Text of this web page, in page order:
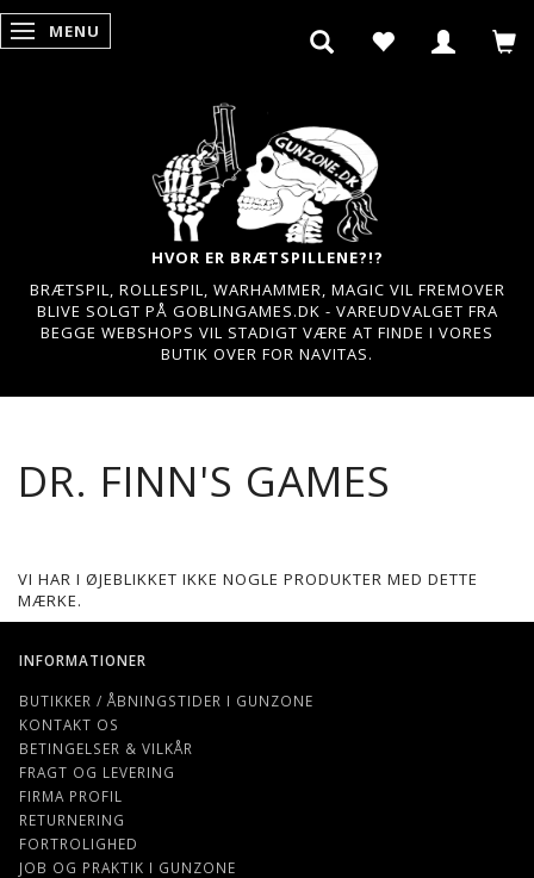
SKIFTE NAVIGATION
MENU
HVOR ER BRÆTSPILLENE?!?
BRÆTSPIL, ROLLESPIL, WARHAMMER, MAGIC VIL FREMOVER
BLIVE SOLGT PÅ GOBLINGAMES.DK - VAREUDVALGET FRA
BEGGE WEBSHOPS VIL STADIGT VÆRE AT FINDE I VORES
BUTIK OVER FOR NAVITAS.
DR. FINN'S GAMES
VI HAR I ØJEBLIKKET IKKE NOGLE PRODUKTER MED DETTE
MÆRKE.
INFORMATIONER
BUTIKKER / ÅBNINGSTIDER I GUNZONE
KONTAKT OS
BETINGELSER & VILKÅR
FRAGT OG LEVERING
FIRMA PROFIL
RETURNERING
FORTROLIGHED
JOB OG PRAKTIK I GUNZONE